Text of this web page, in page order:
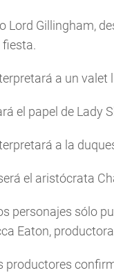
Lord Gillingham,
fiesta.
a un valet
el papel de
a la
el aristócrata
personajes sólo
Eaton,
productores